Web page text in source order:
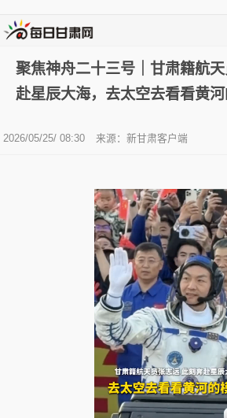
聚焦神舟二十三号｜甘肃籍航
赴星辰大海，去太空去看看黄
2026/05/25/ 08:30 来源：新甘肃客户端